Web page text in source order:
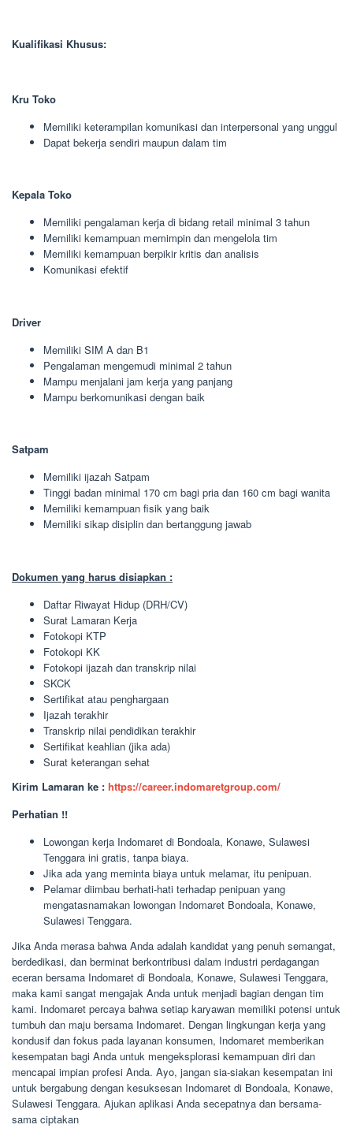
Kualifikasi Khusus:
Kru Toko
Memiliki keterampilan komunikasi dan interpersonal yang unggul
Dapat bekerja sendiri maupun dalam tim
Kepala Toko
Memiliki pengalaman kerja di bidang retail minimal 3 tahun
Memiliki kemampuan memimpin dan mengelola tim
Memiliki kemampuan berpikir kritis dan analisis
Komunikasi efektif
Driver
Memiliki SIM A dan B1
Pengalaman mengemudi minimal 2 tahun
Mampu menjalani jam kerja yang panjang
Mampu berkomunikasi dengan baik
Satpam
Memiliki ijazah Satpam
Tinggi badan minimal 170 cm bagi pria dan 160 cm bagi wanita
Memiliki kemampuan fisik yang baik
Memiliki sikap disiplin dan bertanggung jawab
Dokumen yang harus disiapkan :
Daftar Riwayat Hidup (DRH/CV)
Surat Lamaran Kerja
Fotokopi KTP
Fotokopi KK
Fotokopi ijazah dan transkrip nilai
SKCK
Sertifikat atau penghargaan
Ijazah terakhir
Transkrip nilai pendidikan terakhir
Sertifikat keahlian (jika ada)
Surat keterangan sehat
Kirim Lamaran ke : https://career.indomaretgroup.com/
Perhatian !!
Lowongan kerja Indomaret di Bondoala, Konawe, Sulawesi
Tenggara ini gratis, tanpa biaya.
Jika ada yang meminta biaya untuk melamar, itu penipuan.
Pelamar diimbau berhati-hati terhadap penipuan yang
mengatasnamakan lowongan Indomaret Bondoala, Konawe,
Sulawesi Tenggara.
Jika Anda merasa bahwa Anda adalah kandidat yang penuh semangat,
berdedikasi, dan berminat berkontribusi dalam industri perdagangan
eceran bersama Indomaret di Bondoala, Konawe, Sulawesi Tenggara,
maka kami sangat mengajak Anda untuk menjadi bagian dengan tim
kami. Indomaret percaya bahwa setiap karyawan memiliki potensi untuk
tumbuh dan maju bersama Indomaret. Dengan lingkungan kerja yang
kondusif dan fokus pada layanan konsumen, Indomaret memberikan
kesempatan bagi Anda untuk mengeksplorasi kemampuan diri dan
mencapai impian profesi Anda. Ayo, jangan sia-siakan kesempatan ini
untuk bergabung dengan kesuksesan Indomaret di Bondoala, Konawe,
Sulawesi Tenggara. Ajukan aplikasi Anda secepatnya dan bersama-
sama ciptakan